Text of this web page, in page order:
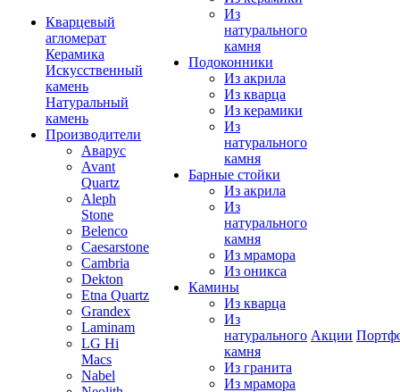
Кварцевый
агломерат
Керамика
Искусственный
камень
Натуральный
камень
Производители
Аварус
Avant
Quartz
Aleph
Stone
Belenco
Caesarstone
Cambria
Dekton
Etna Quartz
Grandex
Laminam
LG Hi
Macs
Nabel
Из
натурального
камня
Подоконники
Из акрила
Из кварца
Из керамики
Из
натурального
камня
Барные стойки
Из акрила
Из
натурального
камня
Из мрамора
Из оникса
Камины
Из кварца
Из
натурального
камня
Из гранита
Из мрамора
Акции